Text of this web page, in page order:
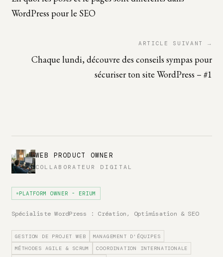
WordPress pour le SEO
ARTICLE SUIVANT →
Chaque lundi, découvre des conseils sympas pour
sécuriser ton site WordPress – #1
WEB PRODUCT OWNER
COLLABORATEUR DIGITAL
PLATFORM OWNER - ERIUM
Spécialiste WordPress : Création, Optimisation & SEO
GESTION DE PROJET WEB
MANAGEMENT D'ÉQUIPES
MÉTHODES AGILE & SCRUM
COORDINATION INTERNATIONALE